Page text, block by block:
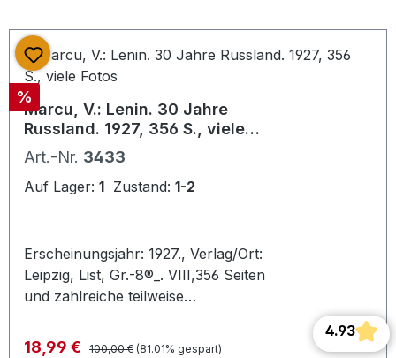
auf der Seite hinterlassen.
Rabatt
%
Marcu, V.: Lenin. 30 Jahre
Russland. 1927, 356 S., viele
Fotos
Art.-Nr. 3433
Auf Lager: 1 Zustand: 1-2
Erscheinungsjahr: 1927., Verlag/Ort:
Leipzig, List, Gr.-8®_. VIII,356 Seiten
und zahlreiche teilweise
Kupfertiefdruck auf Tafeln. OLeinen
Verkaufspreis:
18,99 € Regulärer Preis:
100,00 € (81.01% gespart)
4.93